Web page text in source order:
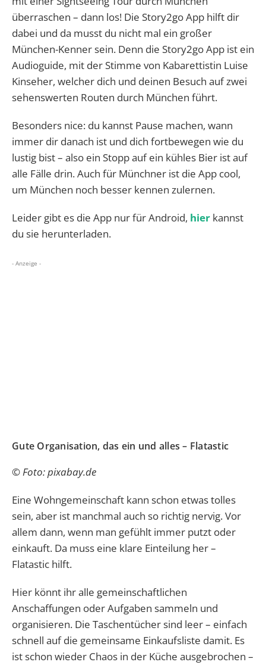
überraschen – dann los! Die Story2go App hilft dir
dabei und da musst du nicht mal ein großer
München-Kenner sein. Denn die Story2go App ist ein
Audioguide, mit der Stimme von Kabarettistin Luise
Kinseher, welcher dich und deinen Besuch auf zwei
sehenswerten Routen durch München führt.
Besonders nice: du kannst Pause machen, wann
immer dir danach ist und dich fortbewegen wie du
lustig bist – also ein Stopp auf ein kühles Bier ist auf
alle Fälle drin. Auch für Münchner ist die App cool,
um München noch besser kennen zulernen.
Leider gibt es die App nur für Android, hier kannst
du sie herunterladen.
- Anzeige -
Gute Organisation, das ein und alles – Flatastic
© Foto: pixabay.de
Eine Wohngemeinschaft kann schon etwas tolles
sein, aber ist manchmal auch so richtig nervig. Vor
allem dann, wenn man gefühlt immer putzt oder
einkauft. Da muss eine klare Einteilung her –
Flatastic hilft.
Hier könnt ihr alle gemeinschaftlichen
Anschaffungen oder Aufgaben sammeln und
organisieren. Die Taschentücher sind leer – einfach
schnell auf die gemeinsame Einkaufsliste damit. Es
ist schon wieder Chaos in der Küche ausgebrochen –